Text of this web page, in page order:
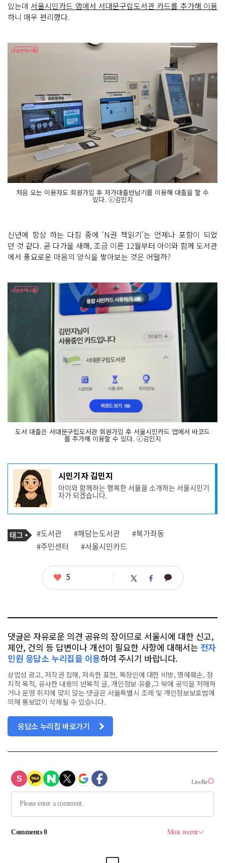
있는데서울시민카드 앱에서 서대문구립도서관 카드를 추가해 이용
하니 매우 편리했다.
처음 오는 이용자도 회원가입 후 자가대출반납기를 이용해 대출을 할 수
있다. ⓒ김민지
신년에 항상 하는 다짐 중에 ‘N권 책읽기’는 언제나 포함이 되었
던 것 같다. 곧 다가올 새해, 조금 이른 12월부터 아이와 함께 도서관
에서 풍요로운 마음의 양식을 쌓아보는 것은 어떨까?
도서 대출은 서대문구립도서관 회원가입 후 서울시민카드 앱에서 바코드
를 추가해 이용할 수 있다. ⓒ김민지
기
작
성
자
프
필
시민기자 김민지
아이와 함께하는 행복한 서울을 소개하는 서울시민기
자가 되겠습니다.
기
사
관
련
태
그
#도서관 #해담는도서관
#북가좌동
#주민센터
#서울시민카드
좋
5 트 페 카
댓글은 자유로운 의견 공유의 장이므로 서울시에 대한 신고,
제안, 건의 등 답변이나 개선이 필요한 사항에 대해서는 전자
민원 응답소 누리집을 이용하여 주시기 바랍니다.
상업성 광고, 저작권 침해, 저속한 표현, 특정인에 대한 비방, 명예훼손, 정
치적 목적, 유사한 내용의 반복적 글, 개인정보 유출,그 밖에 공익을 저해하
거나 운영 취지에 맞지 않는 댓글은 서울특별시 조례 및 개인정보보호법에
의해 통보없이 삭제될 수 있습니다.
응답소 누리집 바로가기